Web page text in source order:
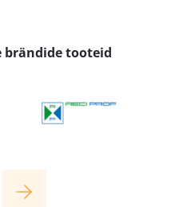
brändide tooteid